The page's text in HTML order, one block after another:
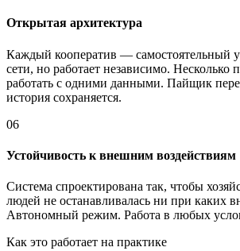
Открытая архитектура
Каждый кооператив — самостоятельный
сети, но работает независимо. Несколько
работать с одними данными. Пайщик
история сохраняется.
06
Устойчивость к внешним воздействиям
Система спроектирована так, чтобы
людей не останавливалась ни при каких
Автономный режим. Работа в любых
Как это работает на практике